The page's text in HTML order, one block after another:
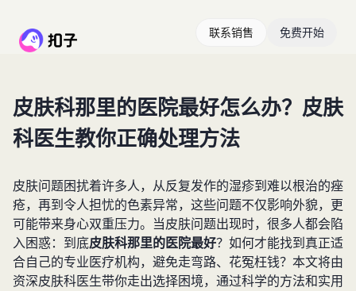
联系销售 免费开始
皮肤科那里的医院最好怎么办？皮肤
科医生教你正确处理方法
皮肤问题困扰着许多人，从反复发作的湿疹到难以根治的痤
疮，再到令人担忧的色素异常，这些问题不仅影响外貌，更
可能带来身心双重压力。当皮肤问题出现时，很多人都会陷
入困惑：到底皮肤科那里的医院最好？如何才能找到真正适
合自己的专业医疗机构，避免走弯路、花冤枉钱？本文将由
资深皮肤科医生带你走出选择困境，通过科学的方法和实用